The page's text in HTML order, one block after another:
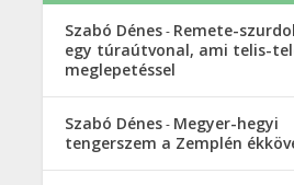
Szabó Dénes- Remete-
egy túraútvonal, ami telis-
meglepetéssel
Szabó Dénes- Megyer-hegyi
tengerszem a Zemplén